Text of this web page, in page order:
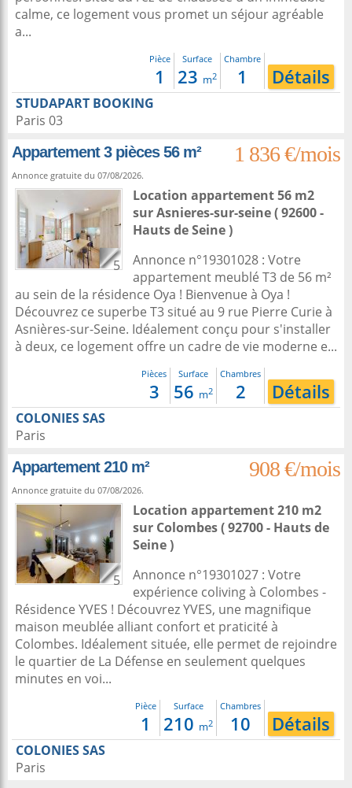
calme, ce logement vous promet un séjour agréable
a...
Pièce
1
Surface
23 m2
Chambre
1 Détails
STUDAPART BOOKING
Paris 03
Appartement 3 pièces 56 m²
1 836 €/mois
Annonce gratuite du 07/08/2026.
5
Location appartement 56 m2
surAsnieres-sur-seine( 92600 -
Hauts de Seine )
Annonce n°19301028 : Votre
appartement meublé T3 de 56 m²
au sein de la résidence Oya ! Bienvenue à Oya !
Découvrez ce superbe T3 situé au 9 rue Pierre Curie à
Asnières-sur-Seine. Idéalement conçu pour s'installer
à deux, ce logement offre un cadre de vie moderne e...
Pièces
3
Surface
56 m2
Chambres
2 Détails
COLONIES SAS
Paris
Appartement 210 m²
908 €/mois
Annonce gratuite du 07/08/2026.
5
Location appartement 210 m2
sur Colombes( 92700 - Hauts de
Seine )
Annonce n°19301027 : Votre
expérience coliving à Colombes -
Résidence YVES ! Découvrez YVES, une magnifique
maison meublée alliant confort et praticité à
Colombes. Idéalement située, elle permet de rejoindre
le quartier de La Défense en seulement quelques
minutes en voi...
Pièce
1
Surface
210 m2
Chambres
10 Détails
COLONIES SAS
Paris